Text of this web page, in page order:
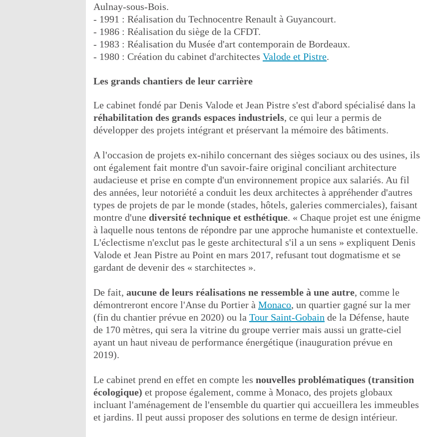
Aulnay-sous-Bois.
- 1991 : Réalisation du Technocentre Renault à Guyancourt.
- 1986 : Réalisation du siège de la CFDT.
- 1983 : Réalisation du Musée d'art contemporain de Bordeaux.
- 1980 : Création du cabinet d'architectes Valode et Pistre.
Les grands chantiers de leur carrière
Le cabinet fondé par Denis Valode et Jean Pistre s'est d'abord spécialisé dans la
réhabilitation des grands espaces industriels, ce qui leur a permis de
développer des projets intégrant et préservant la mémoire des bâtiments.
A l'occasion de projets ex-nihilo concernant des sièges sociaux ou des usines, ils
ont également fait montre d'un savoir-faire original conciliant architecture
audacieuse et prise en compte d'un environnement propice aux salariés. Au fil
des années, leur notoriété a conduit les deux architectes à appréhender d'autres
types de projets de par le monde (stades, hôtels, galeries commerciales), faisant
montre d'une diversité technique et esthétique. « Chaque projet est une énigme
à laquelle nous tentons de répondre par une approche humaniste et contextuelle.
L'éclectisme n'exclut pas le geste architectural s'il a un sens » expliquent Denis
Valode et Jean Pistre au Point en mars 2017, refusant tout dogmatisme et se
gardant de devenir des « starchitectes ».
De fait, aucune de leurs réalisations ne ressemble à une autre, comme le
démontreront encore l'Anse du Portier à Monaco, un quartier gagné sur la mer
(fin du chantier prévue en 2020) ou la Tour Saint-Gobain de la Défense, haute
de 170 mètres, qui sera la vitrine du groupe verrier mais aussi un gratte-ciel
ayant un haut niveau de performance énergétique (inauguration prévue en
2019).
Le cabinet prend en effet en compte les nouvelles problématiques (transition
écologique) et propose également, comme à Monaco, des projets globaux
incluant l'aménagement de l'ensemble du quartier qui accueillera les immeubles
et jardins. Il peut aussi proposer des solutions en terme de design intérieur.